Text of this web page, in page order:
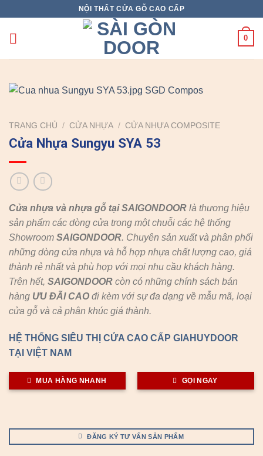
content
NỘI THẤT CỬA GỖ CAO CẤP
0
TRANG CHỦ / CỬA NHỰA / CỬA NHỰA COMPOSITE
Cửa Nhựa Sungyu SYA 53
Cửa nhựa và nhựa gỗ tại SAIGONDOOR là thương hiệu
sản phẩm các dòng cửa trong một chuỗi các hệ thống
Showroom SAIGONDOOR. Chuyên sản xuất và phân phối
những dòng cửa nhựa và hỗ hợp nhựa chất lượng cao, giá
thành rẻ nhất và phù hợp với mọi nhu cầu khách hàng.
Trên hết, SAIGONDOOR còn có những chính sách bán
hàng ƯU ĐÃI CAO đi kèm với sự đa dạng về mẫu mã, loại
cửa gỗ và cả phân khúc giá thành.
HỆ THỐNG SIÊU THỊ CỬA CAO CẤP GIAHUYDOOR
TẠI VIỆT NAM
MUA HÀNG NHANH GỌI NGAY
ĐĂNG KÝ TƯ VẤN SẢN PHẨM